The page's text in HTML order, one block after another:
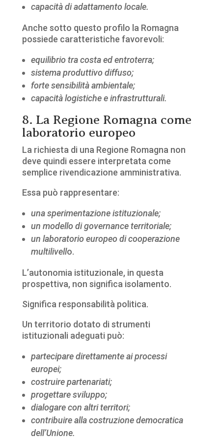
capacità di adattamento locale.
Anche sotto questo profilo la Romagna
possiede caratteristiche favorevoli:
equilibrio tra costa ed entroterra;
sistema produttivo diffuso;
forte sensibilità ambientale;
capacità logistiche e infrastrutturali.
8. La Regione Romagna come
laboratorio europeo
La richiesta di una Regione Romagna non
deve quindi essere interpretata come
semplice rivendicazione amministrativa.
Essa può rappresentare:
una sperimentazione istituzionale;
un modello di governance territoriale;
un laboratorio europeo di cooperazione
multilivello.
L’autonomia istituzionale, in questa
prospettiva, non significa isolamento.
Significa responsabilità politica.
Un territorio dotato di strumenti
istituzionali adeguati può:
partecipare direttamente ai processi
europei;
costruire partenariati;
progettare sviluppo;
dialogare con altri territori;
contribuire alla costruzione democratica
dell’Unione.